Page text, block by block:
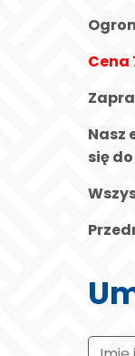
Cena
Nasz
się